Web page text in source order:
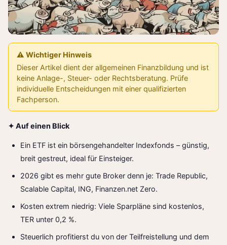
⚠️ Wichtiger Hinweis
Dieser Artikel dient der allgemeinen Finanzbildung und ist
keine Anlage-, Steuer- oder Rechtsberatung. Prüfe
individuelle Entscheidungen mit einer qualifizierten
Fachperson.
✦ Auf einen Blick
Ein ETF ist ein börsengehandelter Indexfonds – günstig,
breit gestreut, ideal für Einsteiger.
2026 gibt es mehr gute Broker denn je: Trade Republic,
Scalable Capital, ING, Finanzen.net Zero.
Kosten extrem niedrig: Viele Sparpläne sind kostenlos,
TER unter 0,2 %.
Steuerlich profitierst du von der Teilfreistellung und dem